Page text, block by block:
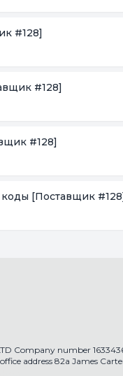
#128]
#128]
#128]
коды [Поставщик
Company number
address 82a James